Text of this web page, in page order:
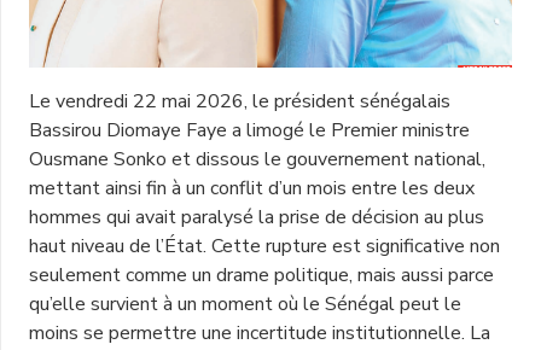
Le vendredi 22 mai 2026, le président sénégalais
Bassirou Diomaye Faye a limogé le Premier ministre
Ousmane Sonko et dissous le gouvernement national,
mettant ainsi fin à un conflit d’un mois entre les deux
hommes qui avait paralysé la prise de décision au plus
haut niveau de l’État. Cette rupture est significative non
seulement comme un drame politique, mais aussi parce
qu’elle survient à un moment où le Sénégal peut le
moins se permettre une incertitude institutionnelle. La